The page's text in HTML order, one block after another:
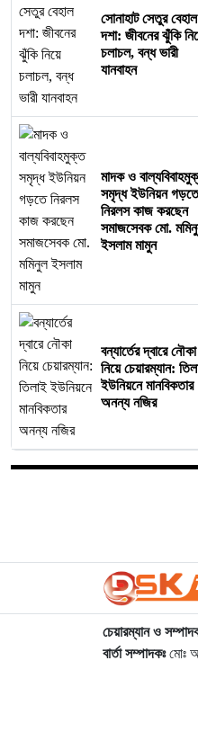
সোনাহাট সেতুর বেহাল
দশা: জীবনের ঝুঁকি
চলাচল, বন্ধ ভারী
যানবাহন
মাদক ও
সমৃদ্ধ ইউনিয়ন
নিরলস কাজ করছেন
সমাজসেবক মো.
ইসলাম মামুন
বন্যার্তের দ্বারে নৌকা
নিয়ে চেয়ারম্যান:
ইউনিয়নে মানবিকতার
অনন্য নজির
চেয়ারম্যান ও
বার্তা সম্পাদকঃমোঃ